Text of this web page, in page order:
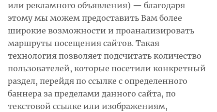
или рекламного объявления) — благодаря
этому мы можем предоставить Вам более
широкие возможности и проанализировать
маршруты посещения сайтов. Такая
технология позволяет подсчитать количество
пользователей, которые посетили конкретный
раздел, перейдя по ссылке с определенного
баннера за пределами данного сайта, по
текстовой ссылке или изображениям,